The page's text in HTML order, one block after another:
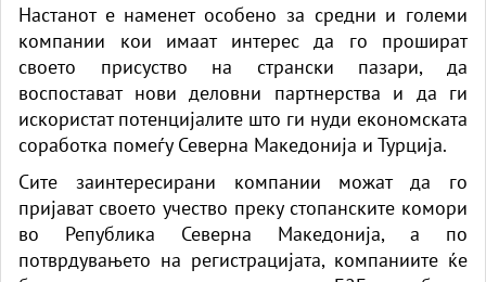
Настанот е наменет особено за средни и големи
компании кои имаат интерес да го прошират
своето присуство на странски пазари, да
воспостават нови деловни партнерства и да ги
искористат потенцијалите што ги нуди економската
соработка помеѓу Северна Македонија и Турција.
Сите заинтересирани компании можат да го
пријават своето учество преку стопанските комори
во Република Северна Македонија, а по
потврдувањето на регистрацијата, компаниите ќе